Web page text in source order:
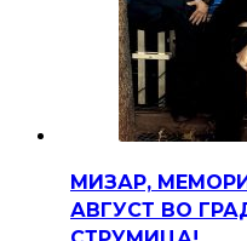
МИЗАР,
АВГУСТ ВО